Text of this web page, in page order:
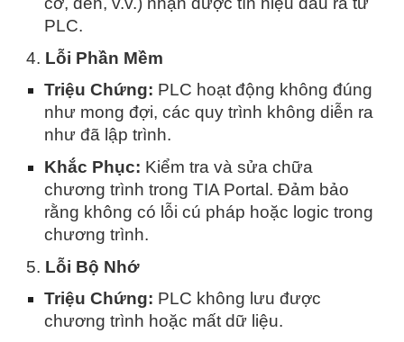
PLC.
4. Lỗi Phần Mềm
Triệu Chứng: PLC hoạt động không đúng
như mong đợi, các quy trình không diễn ra
như đã lập trình.
Khắc Phục: Kiểm tra và sửa chữa
chương trình trong TIA Portal. Đảm bảo
rằng không có lỗi cú pháp hoặc logic trong
chương trình.
5. Lỗi Bộ Nhớ
Triệu Chứng: PLC không lưu được
chương trình hoặc mất dữ liệu.